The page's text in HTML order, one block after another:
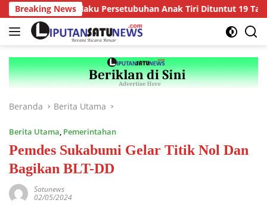
Langsung
ke
konten
Breaking News
Pelaku Persetubuhan Anak Tiri Dituntut 19 Tahun
Beranda Berita Utama
Berita Utama, Pemerintahan
Pemdes Sukabumi Gelar Titik Nol Dan
Bagikan BLT-DD
Satunews
02/05/2024